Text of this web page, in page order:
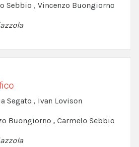
Sebbio , Vincenzo Buongiorno
Segato , Ivan Lovison
Buongiorno , Carmelo Sebbio